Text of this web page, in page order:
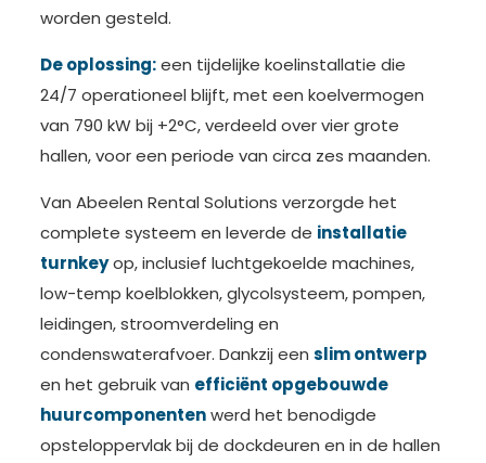
worden gesteld.
De oplossing:een tijdelijke koelinstallatie die
24/7 operationeel blijft, met een koelvermogen
van 790 kW bij +2°C, verdeeld over vier grote
hallen, voor een periode van circa zes maanden.
Van Abeelen Rental Solutions verzorgde het
complete systeem en leverde de installatie
turnkeyop, inclusief luchtgekoelde machines,
low-temp koelblokken, glycolsysteem, pompen,
leidingen, stroomverdeling en
condenswaterafvoer. Dankzij een slim ontwerp
en het gebruik van efficiënt opgebouwde
huurcomponentenwerd het benodigde
opsteloppervlak bij de dockdeuren en in de hallen